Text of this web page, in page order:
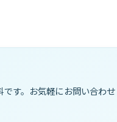
す。お気軽にお問い合わ